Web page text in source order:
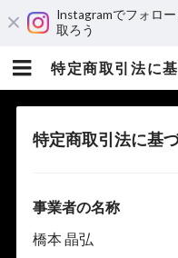
Instagramでフォロ
取ろう
特定商取引法に
特定商取引法に基
事業者の名称
橋本 晶弘